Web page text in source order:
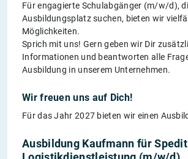
Für engagierte Schulabgänger (m/w/d),
Ausbildungsplatz suchen, bieten wir
Möglichkeiten.
Sprich mit uns! Gern geben wir Dir
Informationen und beantworten alle
Ausbildung in unserem Unternehmen.
Wir freuen uns auf Dich!
Für das Jahr 2027 bieten wir einen
Ausbildung Kaufmann für